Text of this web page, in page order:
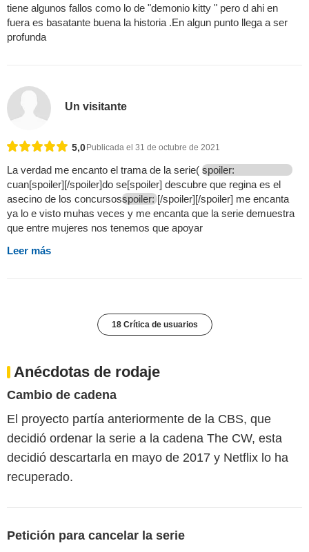
tiene algunos fallos como lo de "demonio kitty " pero d ahi en
fuera es basatante buena la historia .En algun punto llega a ser
profunda
Un visitante
5,0 Publicada el 31 de octubre de 2021
La verdad me encanto el trama de la serie( spoiler:
cuan[spoiler][/spoiler]do se[spoiler] descubre que regina es el
asecino de los concursosspoiler:[/spoiler][/spoiler] me encanta
ya lo e visto muhas veces y me encanta que la serie demuestra
que entre mujeres nos tenemos que apoyar
Leer más
18 Crítica de usuarios
Anécdotas de rodaje
Cambio de cadena
El proyecto partía anteriormente de la CBS, que
decidió ordenar la serie a la cadena The CW, esta
decidió descartarla en mayo de 2017 y Netflix lo ha
recuperado.
Petición para cancelar la serie